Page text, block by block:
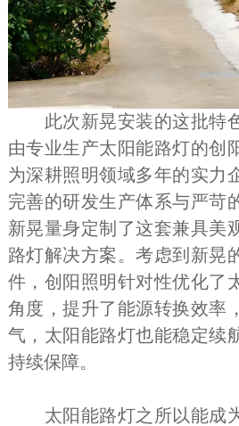
此次新晃安装的这批特
由专业生产太阳能路灯的创
为深耕照明领域多年的实力
完善的研发生产体系与严苛
新晃量身定制了这套兼具美
路灯解决方案。考虑到新晃
件，创阳照明针对性优化了
角度，提升了能源转换效率
气，太阳能路灯也能稳定续
持续保障。
太阳能路灯之所以能成